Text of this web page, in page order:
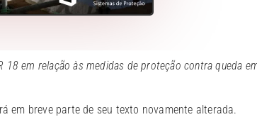
em relação às medidas de proteção contra queda
em breve parte de seu texto novamente alterada.